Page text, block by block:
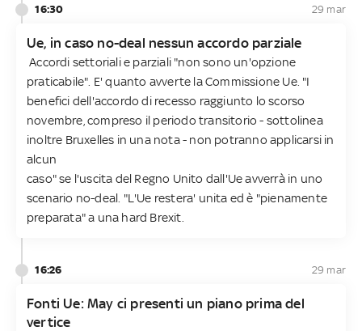
16:30 29 mar
Ue, in caso no-deal nessun accordo parziale
Accordi settoriali e parziali "non sono un'opzione
praticabile". E' quanto avverte la Commissione Ue. "I
benefici dell'accordo di recesso raggiunto lo scorso
novembre, compreso il periodo transitorio - sottolinea
inoltre Bruxelles in una nota - non potranno applicarsi in
alcun
caso" se l'uscita del Regno Unito dall'Ue avverrà in uno
scenario no-deal. "L'Ue restera' unita ed è "pienamente
preparata" a una hard Brexit.
16:26 29 mar
Fonti Ue: May ci presenti un piano prima del
vertice